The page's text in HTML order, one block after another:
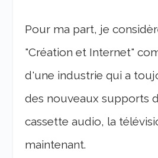
Pour ma part, je
"Création et Internet"
d'une industrie qui a
des nouveaux supports
cassette audio, la
maintenant.